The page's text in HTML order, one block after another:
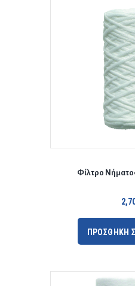
Φίλτρο
ΠΡΟΣΘΗΚΗ